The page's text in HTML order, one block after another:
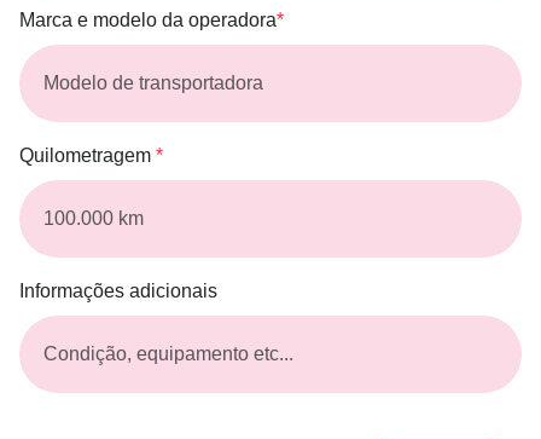
Marca e modelo da operadora*
Quilometragem *
Informações adicionais